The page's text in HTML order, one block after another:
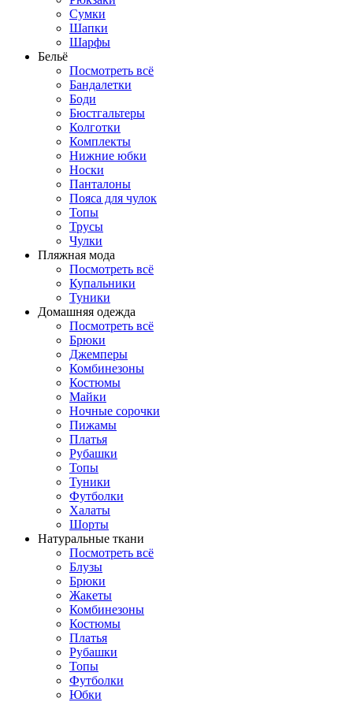
Сумки
Шапки
Шарфы
Бельё
Посмотреть всё
Бандалетки
Боди
Бюстгальтеры
Колготки
Комплекты
Нижние юбки
Носки
Панталоны
Поясa для чулок
Топы
Трусы
Чулки
Пляжная мода
Посмотреть всё
Купальники
Туники
Домашняя одежда
Посмотреть всё
Брюки
Джемперы
Комбинезоны
Костюмы
Майки
Ночные сорочки
Пижамы
Платья
Рубашки
Топы
Туники
Футболки
Халаты
Шорты
Натуральные ткани
Посмотреть всё
Блузы
Брюки
Жакеты
Комбинезоны
Костюмы
Платья
Рубашки
Топы
Футболки
Юбки